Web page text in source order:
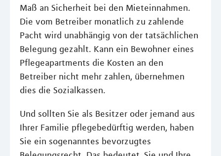
Maß an Sicherheit bei den Mieteinnahmen.
Die vom Betreiber monatlich zu zahlende
Pacht wird unabhängig von der tatsächlichen
Belegung gezahlt. Kann ein Bewohner eines
Pflegeapartments die Kosten an den
Betreiber nicht mehr zahlen, übernehmen
dies die Sozialkassen.
Und sollten Sie als Besitzer oder jemand aus
Ihrer Familie pflegebedürftig werden, haben
Sie ein sogenanntes bevorzugtes